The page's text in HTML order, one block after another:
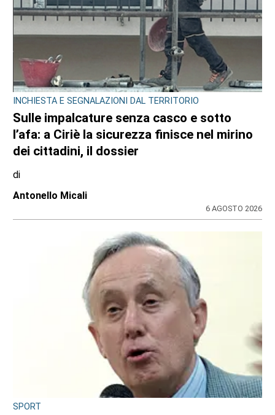
INCHIESTA E SEGNALAZIONI DAL TERRITORIO
Sulle impalcature senza casco e sotto
l’afa: a Ciriè la sicurezza finisce nel mirino
dei cittadini, il dossier
di
Antonello Micali
6 AGOSTO 2026
SPORT